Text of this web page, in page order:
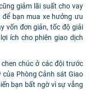
giảm lãi suất cho vay
bạn mua xe hưởng ưu
vốn đơn giản, tốc độ giải
ích cho phiên giao dịch
chúc ở các đội trước
của Phòng Cảnh sát Giao
bạn bất ngờ vì sự vắng